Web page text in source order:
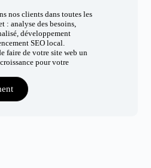
nos clients dans toutes les
: analyse des besoins,
développement
SEO local.
faire de votre site web un
pour votre